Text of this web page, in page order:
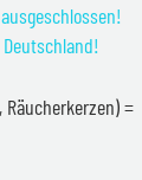
Räucherkerzen) =